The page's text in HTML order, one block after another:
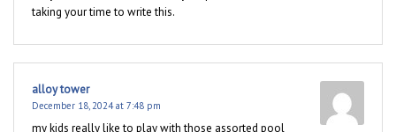
taking your time to write this.
alloy tower
December 18, 2024 at 7:48 pm
my kids really like to play with those assorted pool